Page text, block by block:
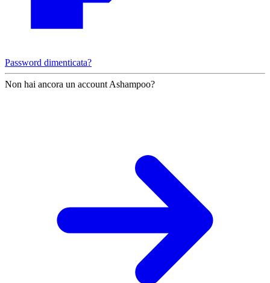
Password dimenticata?
Non hai ancora un account Ashampoo?